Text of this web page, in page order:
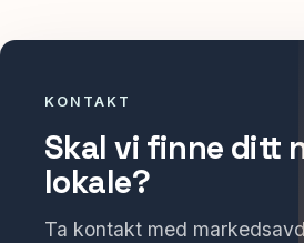
KONTAKT
Skal vi finne ditt
lokale?
Ta kontakt med